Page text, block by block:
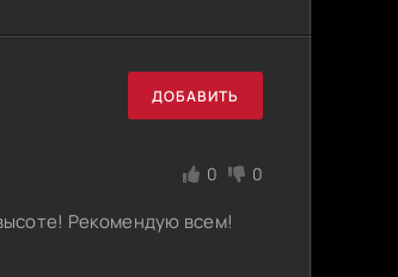
ДОБАВИТЬ
0 0
Рекомендую всем!